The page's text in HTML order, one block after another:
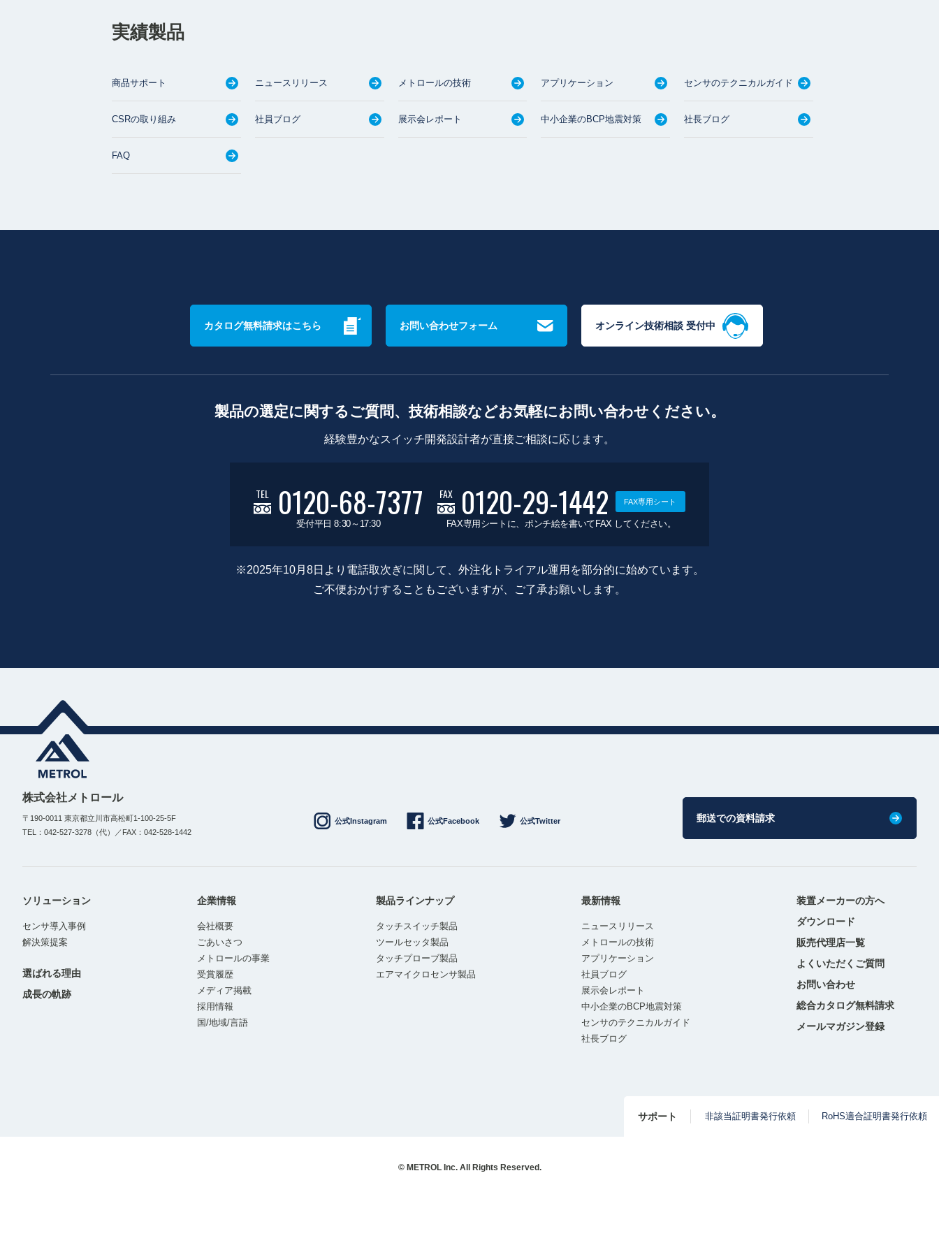
実績製品
商品サポート ニュースリリース メトロールの技術 アプリケーション センサのテクニカルガイド
CSRの取り組み 社員ブログ 展示会レポート 中小企業のBCP地震対策 社長ブログ
FAQ
カタログ無料請求はこちら お問い合わせフォーム オンライン技術相談 受付中
製品の選定に関するご質問、技術相談などお気軽にお問い合わせください。
経験豊かなスイッチ開発設計者が直接ご相談に応じます。
TEL 0120-68-7377
受付平日 8:30～17:30
FAX 0120-29-1442 FAX専用シート
FAX専用シートに、ポンチ絵を書いてFAX してください。
※2025年10月8日より電話取次ぎに関して、外注化トライアル運用を部分的に始めています。
ご不便おかけすることもございますが、ご了承お願いします。
株式会社メトロール
〒190-0011 東京都立川市高松町1-100-25-5F
TEL：042-527-3278（代）／FAX：042-528-1442
公式Instagram 公式Facebook 公式Twitter 郵送での資料請求
ソリューション
センサ導入事例
解決策提案
選ばれる理由
成長の軌跡
企業情報
会社概要
ごあいさつ
メトロールの事業
受賞履歴
メディア掲載
採用情報
国/地域/言語
製品ラインナップ
タッチスイッチ製品
ツールセッタ製品
タッチプローブ製品
エアマイクロセンサ製品
最新情報
ニュースリリース
メトロールの技術
アプリケーション
社員ブログ
展示会レポート
中小企業のBCP地震対策
センサのテクニカルガイド
社長ブログ
装置メーカーの方へ
ダウンロード
販売代理店一覧
よくいただくご質問
お問い合わせ
総合カタログ無料請求
メールマガジン登録
サポート 非該当証明書発行依頼 RoHS適合証明書発行依頼
© METROL Inc. All Rights Reserved.